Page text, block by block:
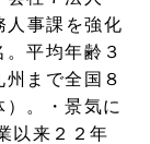
人事課を強化
平均年齢３
まで全国８
。・景気に
以来２２年